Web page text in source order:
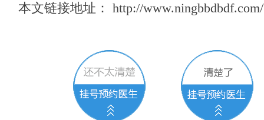
本文链接地址： http://